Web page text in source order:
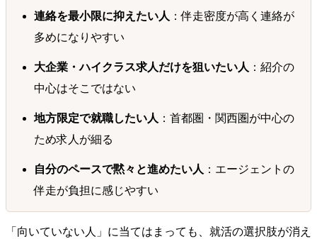
連絡を最小限に抑えたい人 ：伴走密度が高く連絡が
多めになりやすい
大企業・ハイクラス求人だけを狙いたい人 ：紹介の
中心はそこではない
地方限定で就職したい人 ：首都圏・関西圏が中心の
ため求人が細る
自分のペースで黙々と進めたい人 ：エージェントの
伴走が負担に感じやすい
「向いていない人」に当てはまっても、就活の選択肢が消え